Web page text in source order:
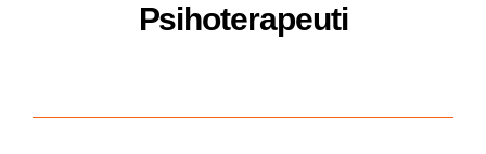
Psihoterapeuti